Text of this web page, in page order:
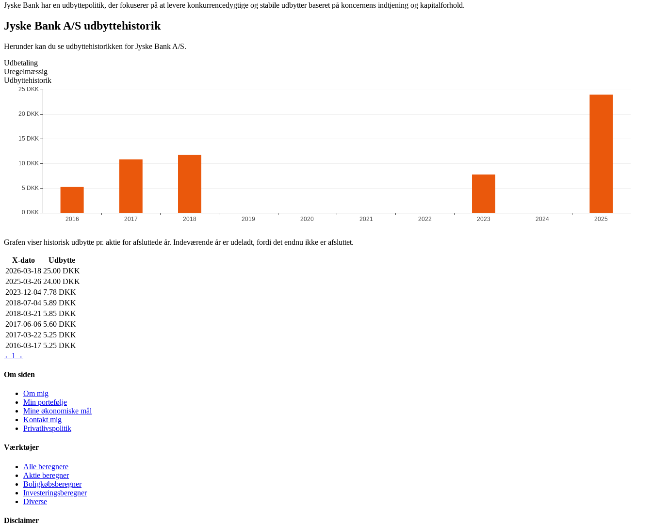
Jyske Bank har en udbyttepolitik, der fokuserer på at levere konkurrencedygtige og stabile udbytter baseret på koncernens indtjening og kapitalforhold.
Jyske Bank A/S udbyttehistorik
Herunder kan du se udbyttehistorikken for Jyske Bank A/S.
Udbetaling
Uregelmæssig
Udbyttehistorik
Grafen viser historisk udbytte pr. aktie for afsluttede år. Indeværende år er udeladt, fordi det endnu ikke er afsluttet.
X-dato
Udbytte
2026-03-18 25.00 DKK
2025-03-26 24.00 DKK
2023-12-04 7.78 DKK
2018-07-04 5.89 DKK
2018-03-21 5.85 DKK
2017-06-06 5.60 DKK
2017-03-22 5.25 DKK
2016-03-17 5.25 DKK
← 1 →
Om siden
Om mig
Min portefølje
Mine økonomiske mål
Kontakt mig
Privatlivspolitik
Værktøjer
Alle beregnere
Aktie beregner
Boligkøbsberegner
Investeringsberegner
Diverse
Disclaimer